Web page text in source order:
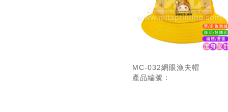
MC-032網眼漁夫帽
產品編號：